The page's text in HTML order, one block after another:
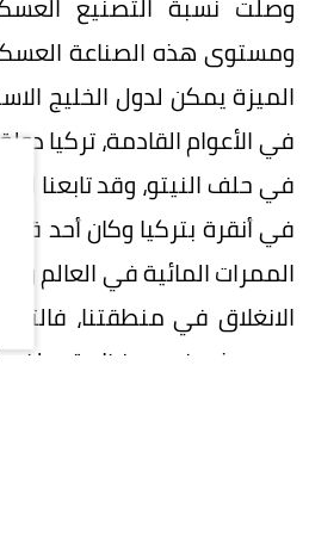
ومستوى هذه الصناعة
الميزة يمكن لدول الخليج
في الأعوام القادمة، تركيا
في حلف النيتو، وقد تابعنا
في أنقرة بتركيا وكان أحد
الممرات المائية في العالم
الانغلاق في منطقتنا،
مع هذه في منظمة حلف